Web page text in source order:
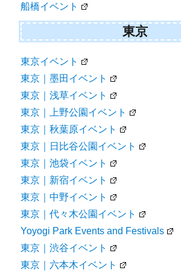
船橋イベント
東京
東京イベント
東京｜墨田イベント
東京｜浅草イベント
東京｜上野公園イベント
東京｜秋葉原イベント
東京｜日比谷公園イベント
東京｜池袋イベント
東京｜新宿イベント
東京｜中野イベント
東京｜代々木公園イベント
Yoyogi Park Events and Festivals
東京｜渋谷イベント
東京｜六本木イベント